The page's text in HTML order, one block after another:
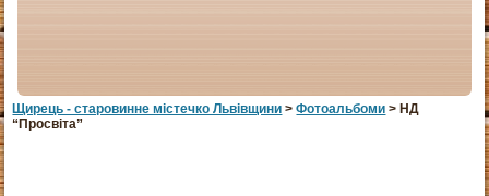
Щирець - старовинне мiстечко Львiвщини >Фотоальбоми > НД
“Просвіта”